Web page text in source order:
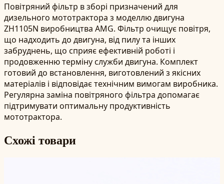
Повітряний фільтр в зборі призначений для
дизельного мототрактора з моделлю двигуна
ZH1105N виробництва AMG. Фільтр очищує повітря,
що надходить до двигуна, від пилу та інших
забруднень, що сприяє ефективній роботі і
продовженню терміну служби двигуна. Комплект
готовий до встановлення, виготовлений з якісних
матеріалів і відповідає технічним вимогам виробника.
Регулярна заміна повітряного фільтра допомагає
підтримувати оптимальну продуктивність
мототрактора.
Схожі товари